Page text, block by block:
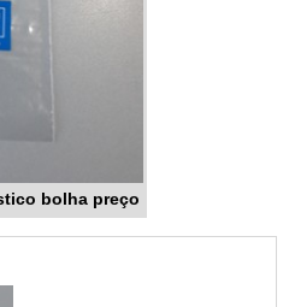
bolha preço